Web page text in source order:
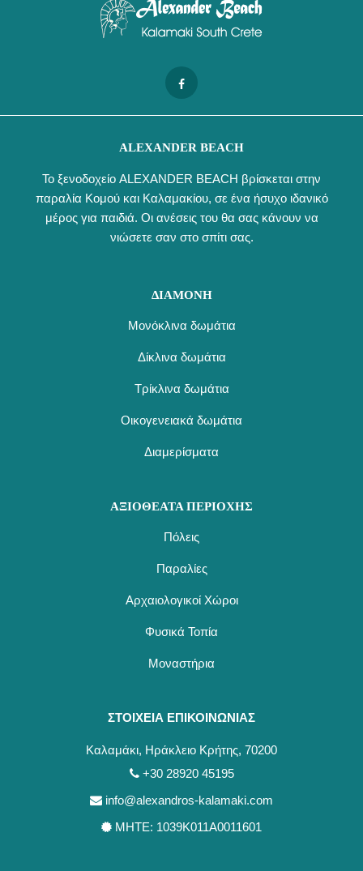
ALEXANDER BEACH
Το ξενοδοχείο ALEXANDER BEACH βρίσκεται στην
παραλία Κομού και Καλαμακίου, σε ένα ήσυχο ιδανικό
μέρος για παιδιά. Οι ανέσεις του θα σας κάνουν να
νιώσετε σαν στο σπίτι σας.
ΔΙΑΜΟΝΗ
Μονόκλινα δωμάτια
Δίκλινα δωμάτια
Τρίκλινα δωμάτια
Οικογενειακά δωμάτια
Διαμερίσματα
ΑΞΙΟΘΕΑΤΑ ΠΕΡΙΟΧΗΣ
Πόλεις
Παραλίες
Αρχαιολογικοί Χώροι
Φυσικά Τοπία
Μοναστήρια
ΣΤΟΙΧΕΙΑ ΕΠΙΚΟΙΝΩΝΙΑΣ
Καλαμάκι, Ηράκλειο Κρήτης, 70200
+30 28920 45195
info@alexandros-kalamaki.com
ΜΗΤΕ: 1039Κ011Α0011601